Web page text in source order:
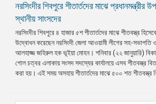
নরসিংদীর শিবপুরে শীতার্তদের মাঝে প্রধানমন্ত্রীর
স্থানীয় সাংসদের
নরসিংদীর শিবপুরে ৪ হাজার ৫শ শীতার্তদের মাঝে শীতবস্ত্র
উদ্বোধন করেছেন নরসিংদী জেলা আওয়ামী লীগের সহ-সভাপতি
আলহাজ্জ জহিরুল হক ভূইয়া মোহন। শনিবার (২২ জানুয়ারি)
গোল চত্বর এলাকায় সংসদ সদস্যের কার্যালয়ে এসব শীতবস্ত্র
করা হয়। এই সময় অসহায় শীতার্তদের মাঝে ৫০০ শত শীতবস্ত্র